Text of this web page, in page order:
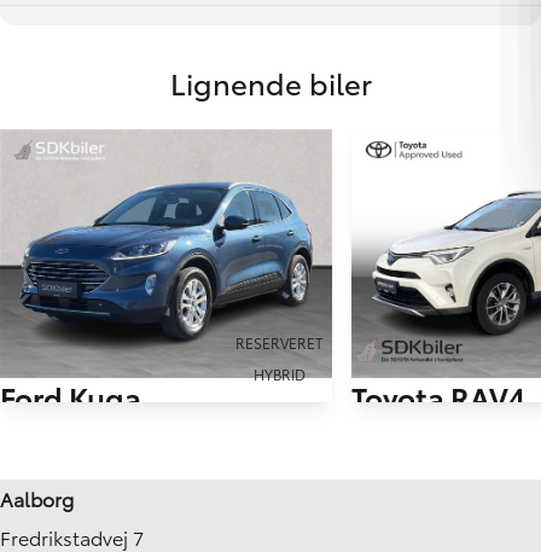
Lignende biler
RESERVERET
HYBRID
Ford Kuga
2021
Plug-in hybrid (Benzin / El)
Toyota RAV4
Aalborg
Fredrikstadvej 7